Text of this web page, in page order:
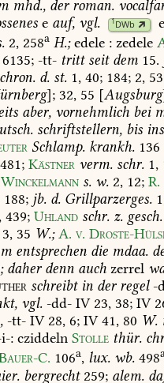
mhd., derroman.
e auf, vgl. 1DWb
2, 258a H.;edele : zedele
6135; -tt- trittseitdem 15.
chron. d. st. 1, 40; 184; 2,
]; 32, 55 [Augsburg
aber, vornehmlich bei
schriftstellern, bis ins
Schlamp. krankh. 136
481; Kästner verm. schr. 1,
Winckelmann s. w. 2, 12; R.
188; jb. d. Grillparzerges.
439; Uhland schr. z. gesch.
3, 35 W.; A. v. Droste-
entsprechen die mdaa.
daherdenn auch zerrel
schreibtin derregel-
vgl. -dd- IV23, 38; IV
-tt- IV28, 6; IV41, 80 W.
: cziddeln Stolle thür.
C. 106a, lux. wb. 498
bergrecht 259; alem.